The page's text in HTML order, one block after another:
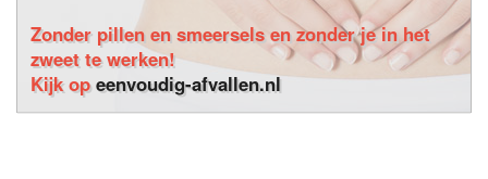
Zonder pillen en smeersels en zonder je in het
zweet te werken!
Kijk opeenvoudig-afvallen.nl